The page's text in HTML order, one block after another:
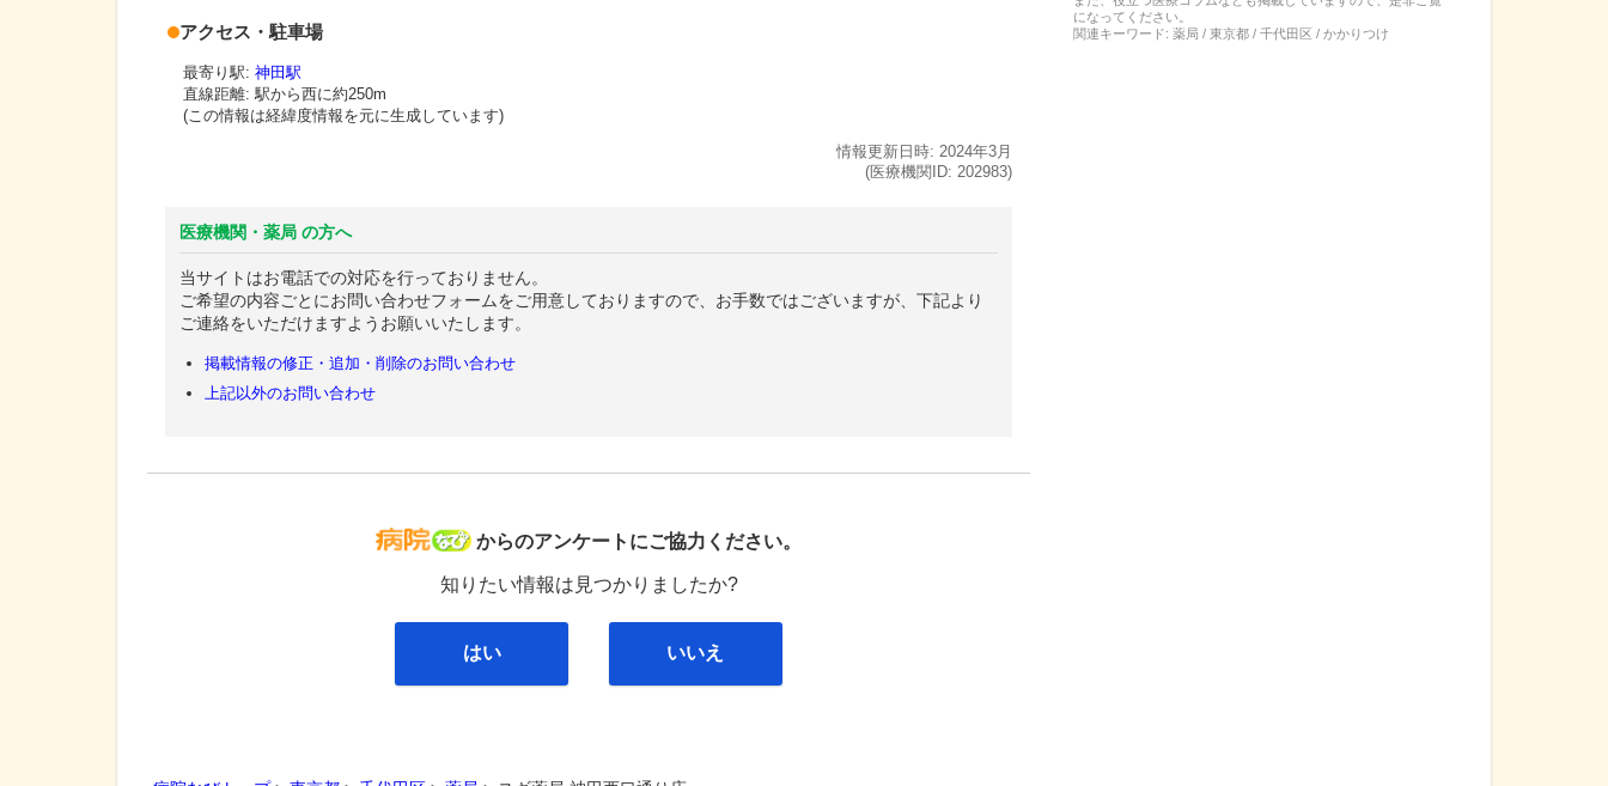
アクセス・駐車場
最寄り駅: 神田駅
直線距離: 駅から西に約250m
(この情報は経緯度情報を元に生成しています)
情報更新日時: 2024年3月
(医療機関ID: 202983)
医療機関・薬局 の方へ
当サイトはお電話での対応を行っておりません。
ご希望の内容ごとにお問い合わせフォームをご用意しておりますので、お手数ではございますが、下記より
ご連絡をいただけますようお願いいたします。
掲載情報の修正・追加・削除のお問い合わせ
上記以外のお問い合わせ
病院なび
からのアンケートにご協力ください。
知りたい情報は見つかりましたか?
はい いいえ
になってください。
関連キーワード: 薬局 / 東京都 / 千代田区 / かかりつけ